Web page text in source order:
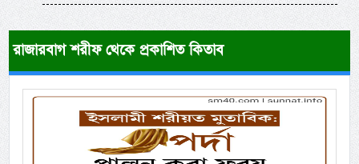
রাজারবাগ শরীফ থেকে প্রকাশিত কিতাব